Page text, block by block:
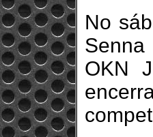
No
Senna
OKN